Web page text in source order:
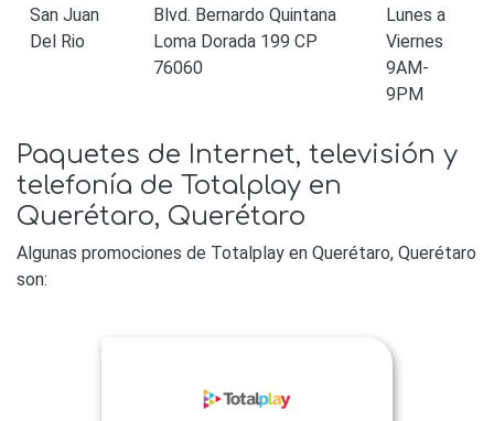
San Juan
Del Rio
Blvd. Bernardo Quintana
Loma Dorada 199 CP
76060
Lunes a
Viernes
9AM-
9PM
Paquetes de Internet, televisión y
telefonía de Totalplay en
Querétaro, Querétaro
Algunas promociones de Totalplay en Querétaro, Querétaro
son: